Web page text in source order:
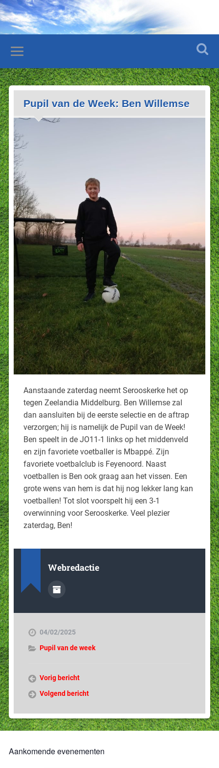
Pupil van de Week: Ben Willemse
Aanstaande zaterdag neemt Serooskerke het op
tegen Zeelandia Middelburg. Ben Willemse zal
dan aansluiten bij de eerste selectie en de aftrap
verzorgen; hij is namelijk de Pupil van de Week!
Ben speelt in de JO11-1 links op het middenveld
en zijn favoriete voetballer is Mbappé. Zijn
favoriete voetbalclub is Feyenoord. Naast
voetballen is Ben ook graag aan het vissen. Een
grote wens van hem is dat hij nog lekker lang kan
voetballen! Tot slot voorspelt hij een 3-1
overwinning voor Serooskerke. Veel plezier
zaterdag, Ben!
Webredactie
04/02/2025
Pupil van de week
Vorig bericht
Volgend bericht
Aankomende evenementen